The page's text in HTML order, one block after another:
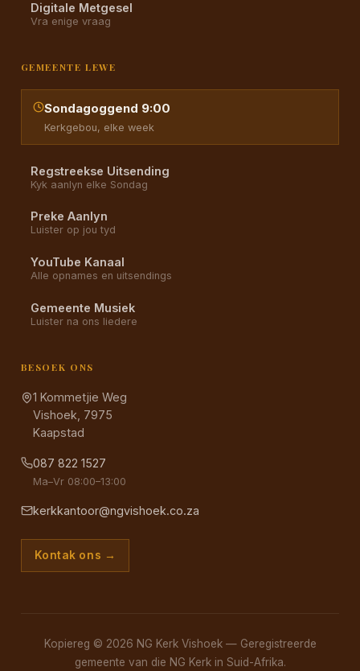
Digitale Metgesel
Vra enige vraag
GEMEENTE LEWE
Sondagoggend 9:00
Kerkgebou, elke week
Regstreekse Uitsending
Kyk aanlyn elke Sondag
Preke Aanlyn
Luister op jou tyd
YouTube Kanaal
Alle opnames en uitsendings
Gemeente Musiek
Luister na ons liedere
BESOEK ONS
1 Kommetjie Weg
Vishoek, 7975
Kaapstad
087 822 1527
Ma–Vr 08:00–13:00
kerkkantoor@ngvishoek.co.za
Kontak ons →
Kopiereg © 2026 NG Kerk Vishoek — Geregistreerde
gemeente van die NG Kerk in Suid-Afrika.